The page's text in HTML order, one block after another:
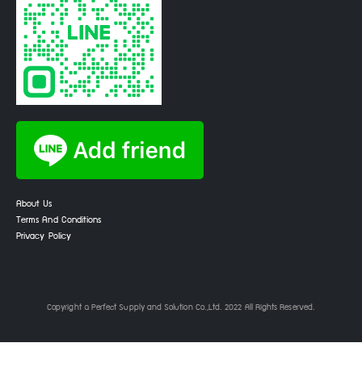
About Us
Terms And Conditions
Privacy Policy
Copyright © Perfect Supply and Solution Co.,Ltd. 2022 All Rights Reserved.